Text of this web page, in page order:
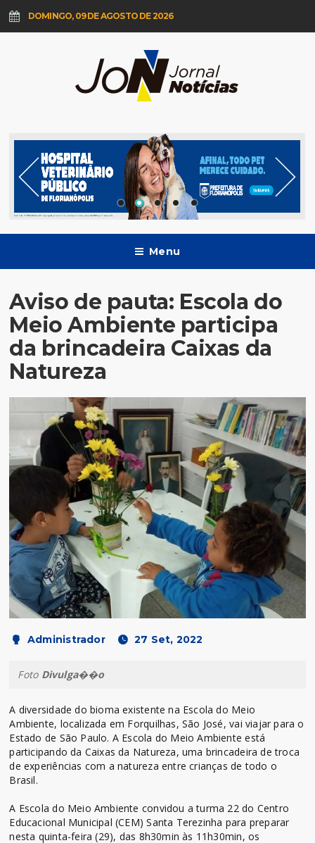
DOMINGO, 09 DE AGOSTO DE 2026
Menu
Aviso de pauta: Escola do
Meio Ambiente participa
da brincadeira Caixas da
Natureza
Administrador 27 Set, 2022
Foto Divulga��o
A diversidade do bioma existente na Escola do Meio
Ambiente, localizada em Forquilhas, São José, vai viajar para o
Estado de São Paulo. A Escola do Meio Ambiente está
participando da Caixas da Natureza, uma brincadeira de troca
de experiências com a natureza entre crianças de todo o
Brasil.
A Escola do Meio Ambiente convidou a turma 22 do Centro
Educacional Municipal (CEM) Santa Terezinha para preparar
nesta quinta-feira (29), das 8h30min às 11h30min, os